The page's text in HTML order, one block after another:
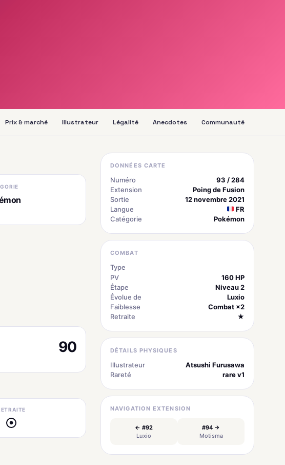
Prix & marché Illustrateur Légalité Anecdotes Communauté
90
●
DONNÉES CARTE
Numéro
93 / 284
Extension
Poing de Fusion
Sortie
12 novembre 2021
Langue
FR
Catégorie
Pokémon
COMBAT
Type
PV
160 HP
Étape
Niveau 2
Évolue de
Luxio
Faiblesse
Combat ×2
Retraite
★
DÉTAILS PHYSIQUES
Illustrateur
Atsushi Furusawa
Rareté
rare v1
NAVIGATION EXTENSION
← #92
Luxio
#94 →
Motisma